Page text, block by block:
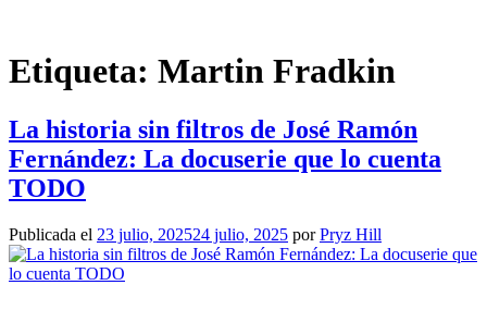
Etiqueta: Martin Fradkin
La historia sin filtros de José Ramón
Fernández: La docuserie que lo cuenta
TODO
Publicada el 23 julio, 202524 julio, 2025 porPryz Hill